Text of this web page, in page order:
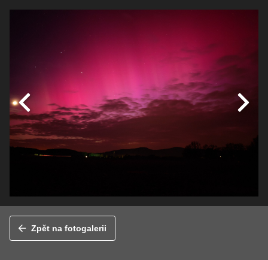
Zpět na fotogalerii